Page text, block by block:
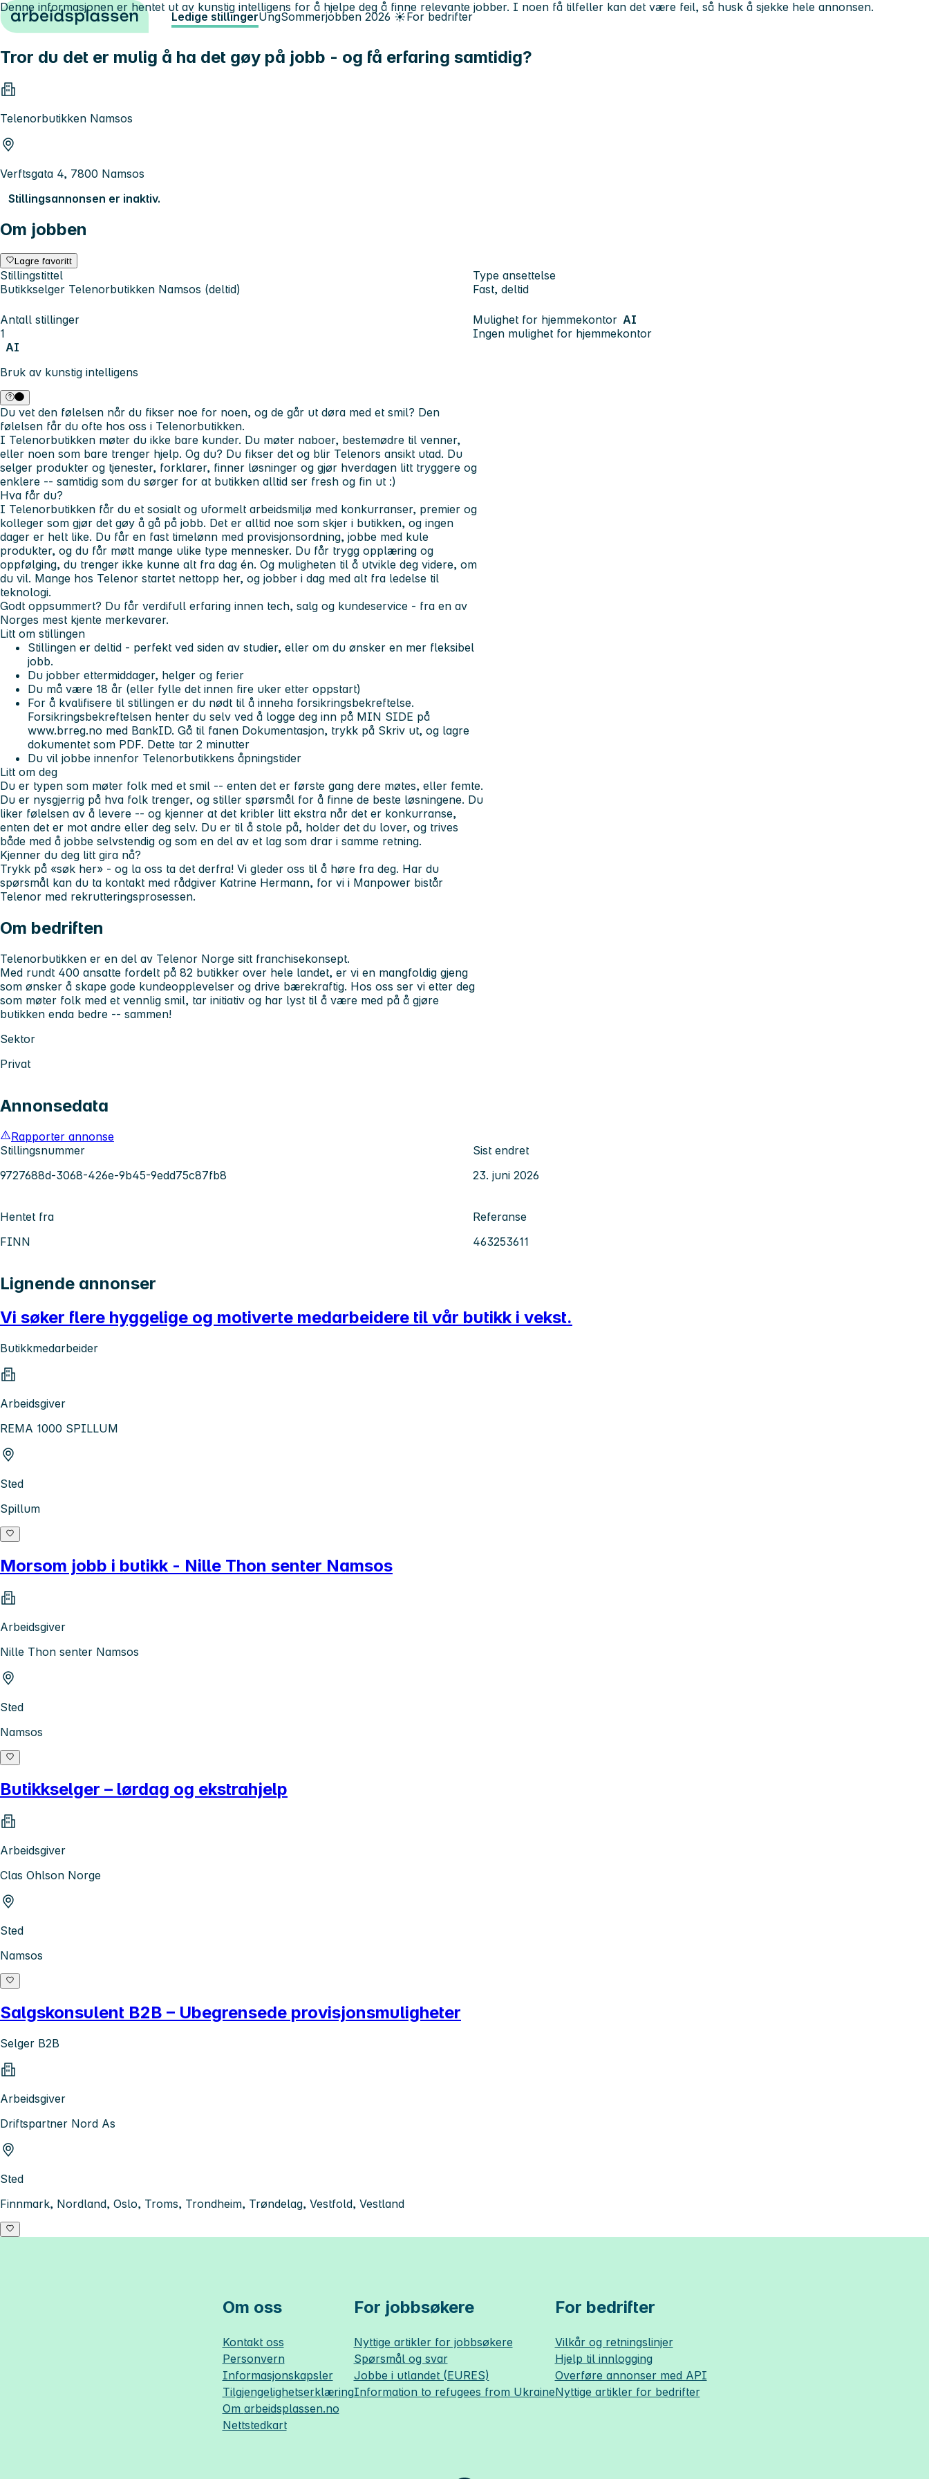
Hopp til innhold Ledige stillingerUngSommerjobben 2026 ☀️For bedrifter
Tror du det er mulig å ha det gøy på jobb - og få erfaring samtidig?
Telenorbutikken Namsos
Verftsgata 4, 7800 Namsos
Stillingsannonsen er inaktiv.
Om jobben
Lagre favoritt
Stillingstittel
Butikkselger Telenorbutikken Namsos (deltid)
Type ansettelse
Fast, deltid
Antall stillinger
1
Mulighet for hjemmekontor AI
Ingen mulighet for hjemmekontor
AI
Bruk av kunstig intelligens
Denne informasjonen er hentet ut av kunstig intelligens for å hjelpe deg å finne relevante jobber. I noen få tilfeller kan det være feil, så husk å sjekke hele annonsen.
Du vet den følelsen når du fikser noe for noen, og de går ut døra med et smil? Den
følelsen får du ofte hos oss i Telenorbutikken.
I Telenorbutikken møter du ikke bare kunder. Du møter naboer, bestemødre til venner,
eller noen som bare trenger hjelp. Og du? Du fikser det og blir Telenors ansikt utad. Du
selger produkter og tjenester, forklarer, finner løsninger og gjør hverdagen litt tryggere og
enklere -- samtidig som du sørger for at butikken alltid ser fresh og fin ut :)
Hva får du?
I Telenorbutikken får du et sosialt og uformelt arbeidsmiljø med konkurranser, premier og
kolleger som gjør det gøy å gå på jobb. Det er alltid noe som skjer i butikken, og ingen
dager er helt like. Du får en fast timelønn med provisjonsordning, jobbe med kule
produkter, og du får møtt mange ulike type mennesker. Du får trygg opplæring og
oppfølging, du trenger ikke kunne alt fra dag én. Og muligheten til å utvikle deg videre, om
du vil. Mange hos Telenor startet nettopp her, og jobber i dag med alt fra ledelse til
teknologi.
Godt oppsummert? Du får verdifull erfaring innen tech, salg og kundeservice - fra en av
Norges mest kjente merkevarer.
Litt om stillingen
Stillingen er deltid - perfekt ved siden av studier, eller om du ønsker en mer fleksibel
jobb.
Du jobber ettermiddager, helger og ferier
Du må være 18 år (eller fylle det innen fire uker etter oppstart)
For å kvalifisere til stillingen er du nødt til å inneha forsikringsbekreftelse.
Forsikringsbekreftelsen henter du selv ved å logge deg inn på MIN SIDE på
www.brreg.no med BankID. Gå til fanen Dokumentasjon, trykk på Skriv ut, og lagre
dokumentet som PDF. Dette tar 2 minutter
Du vil jobbe innenfor Telenorbutikkens åpningstider
Litt om deg
Du er typen som møter folk med et smil -- enten det er første gang dere møtes, eller femte.
Du er nysgjerrig på hva folk trenger, og stiller spørsmål for å finne de beste løsningene. Du
liker følelsen av å levere -- og kjenner at det kribler litt ekstra når det er konkurranse,
enten det er mot andre eller deg selv. Du er til å stole på, holder det du lover, og trives
både med å jobbe selvstendig og som en del av et lag som drar i samme retning.
Kjenner du deg litt gira nå?
Trykk på «søk her» - og la oss ta det derfra! Vi gleder oss til å høre fra deg. Har du
spørsmål kan du ta kontakt med rådgiver Katrine Hermann, for vi i Manpower bistår
Telenor med rekrutteringsprosessen.
Om bedriften
Telenorbutikken er en del av Telenor Norge sitt franchisekonsept.
Med rundt 400 ansatte fordelt på 82 butikker over hele landet, er vi en mangfoldig gjeng
som ønsker å skape gode kundeopplevelser og drive bærekraftig. Hos oss ser vi etter deg
som møter folk med et vennlig smil, tar initiativ og har lyst til å være med på å gjøre
butikken enda bedre -- sammen!
Sektor
Privat
Annonsedata
Rapporter annonse
Stillingsnummer
9727688d-3068-426e-9b45-9edd75c87fb8
Sist endret
23. juni 2026
Hentet fra
FINN
Referanse
463253611
Lignende annonser
Vi søker flere hyggelige og motiverte medarbeidere til vår butikk i vekst.
Butikkmedarbeider
Arbeidsgiver
REMA 1000 SPILLUM
Sted
Spillum
Morsom jobb i butikk - Nille Thon senter Namsos
Arbeidsgiver
Nille Thon senter Namsos
Sted
Namsos
Butikkselger – lørdag og ekstrahjelp
Arbeidsgiver
Clas Ohlson Norge
Sted
Namsos
Salgskonsulent B2B – Ubegrensede provisjonsmuligheter
Selger B2B
Arbeidsgiver
Driftspartner Nord As
Sted
Finnmark, Nordland, Oslo, Troms, Trondheim, Trøndelag, Vestfold, Vestland
Om oss
Kontakt oss
Personvern
Informasjonskapsler
Tilgjengelighetserklæring
Om arbeidsplassen.no
Nettstedkart
For jobbsøkere
Nyttige artikler for jobbsøkere
Spørsmål og svar
Jobbe i utlandet (EURES)
Information to refugees from Ukraine
For bedrifter
Vilkår og retningslinjer
Hjelp til innlogging
Overføre annonser med API
Nyttige artikler for bedrifter